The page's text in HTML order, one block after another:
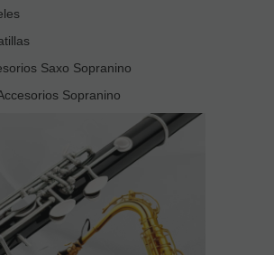
Saxo Sopranino
Sopranino